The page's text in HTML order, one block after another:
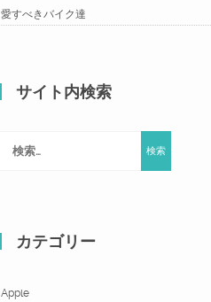
愛すべきバイク達
サイト内検索
カテゴリー
Apple